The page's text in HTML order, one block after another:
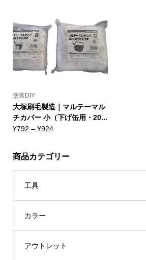
塗装DIY
大塚刷毛製造｜マルテーマル
チカバー 小（下げ缶用・20...
¥792 – ¥924価
¥792
–
商品カテゴリー
工具
カラー
アウトレット